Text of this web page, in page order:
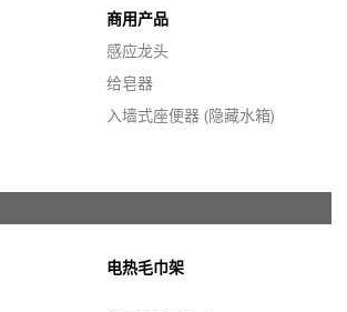
商用产品
感应龙头
给皂器
入墙式座便器 (隐藏水箱)
电热毛巾架